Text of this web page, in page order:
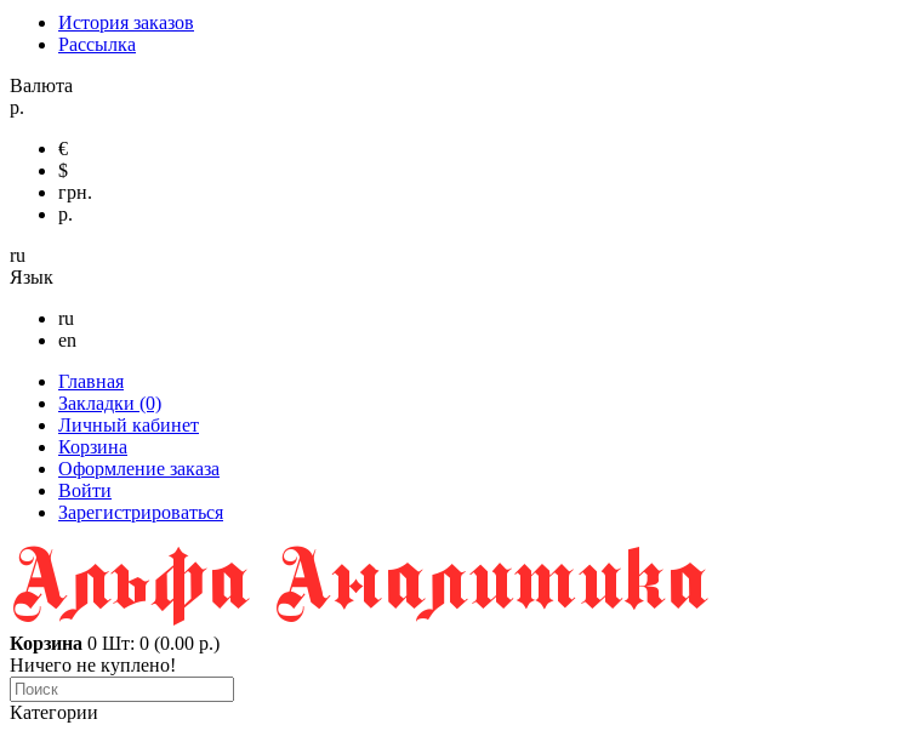
История заказов
Рассылка
Валюта
р.
€
$
грн.
р.
ru
Язык
ru
en
Главная
Закладки (0)
Личный кабинет
Корзина
Оформление заказа
Войти
Зарегистрироваться
Корзина 0 Шт: 0 (0.00 р.)
Ничего не куплено!
Категории